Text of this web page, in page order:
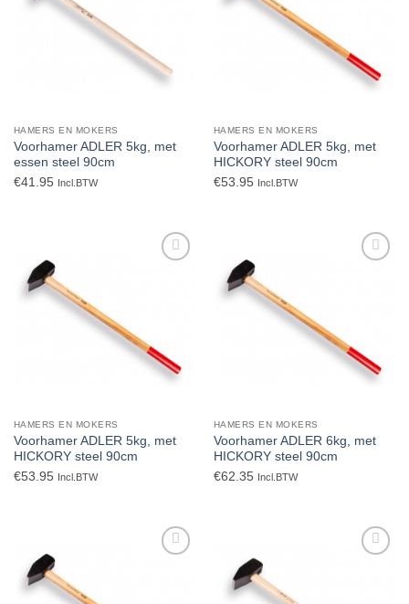
HAMERS EN MOKERS
Voorhamer ADLER 5kg, met
essen steel 90cm
€41.95 Incl.BTW
HAMERS EN MOKERS
Voorhamer ADLER 5kg, met
HICKORY steel 90cm
€53.95 Incl.BTW
HAMERS EN MOKERS
Voorhamer ADLER 5kg, met
HICKORY steel 90cm
€53.95 Incl.BTW
HAMERS EN MOKERS
Voorhamer ADLER 6kg, met
HICKORY steel 90cm
€62.35 Incl.BTW